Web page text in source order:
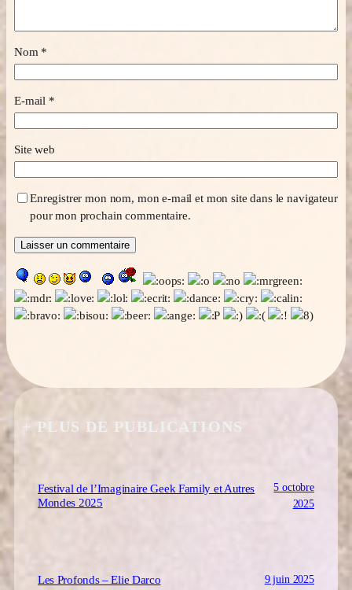
Nom *
E-mail *
Site web
Enregistrer mon nom, mon e-mail et mon site dans le navigateur
pour mon prochain commentaire.
+ PLUS DE PUBLICATIONS
Festival de l’Imaginaire Geek Family et Autres
Mondes 2025
5 octobre
2025
Les Profonds – Elie Darco 9 juin 2025